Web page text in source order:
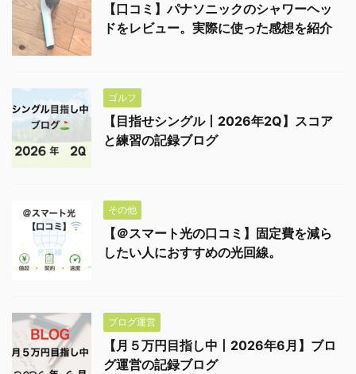
【口コミ】パナソニックのシャワーヘッ
ドをレビュー。実際に使った感想を紹介
ゴルフ
【目指せシングル丨2026年2Q】スコア
と練習の記録ブログ
その他
【＠スマート光の口コミ】固定費を減ら
したい人におすすめの光回線。
ブログ運営
【月５万円目指し中丨2026年6月】ブロ
グ運営の記録ブログ